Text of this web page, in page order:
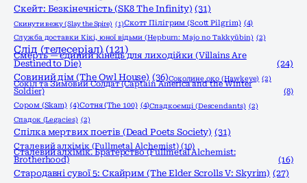
Скейт: Безкінечність (SK8 The Infinity) (31)
Скинути вежу (Slay the Spire) (1)Скотт Пілігрим (Scott Pilgrim) (4)
Служба доставки Кікі, юної відьми (Hepburn: Majo no Takkyūbin) (2)
Слід (телесеріал) (121)
Смерть — єдиний кінець для лиходійки (Villains Are
Destined to Die)
(24)
Совиний дім (The Owl House) (36)Соколине око (Hawkeye) (2)
Сокіл та Зимовий Солдат (Captain America and the Winter
Soldier)
(8)
Сором (Skam) (4)Сотня (The 100) (4)Спадкоємці (Descendants) (2)
Спадок (Legacies) (2)
Спілка мертвих поетів (Dead Poets Society) (31)
Сталевий алхімік (Fullmetal Alchemist) (10)
Сталевий алхімік. Братерство (Fullmetal Alchemist:
Brotherhood) (16)
Стародавні сувої 5: Скайрим (The Elder Scrolls V: Skyrim) (27)